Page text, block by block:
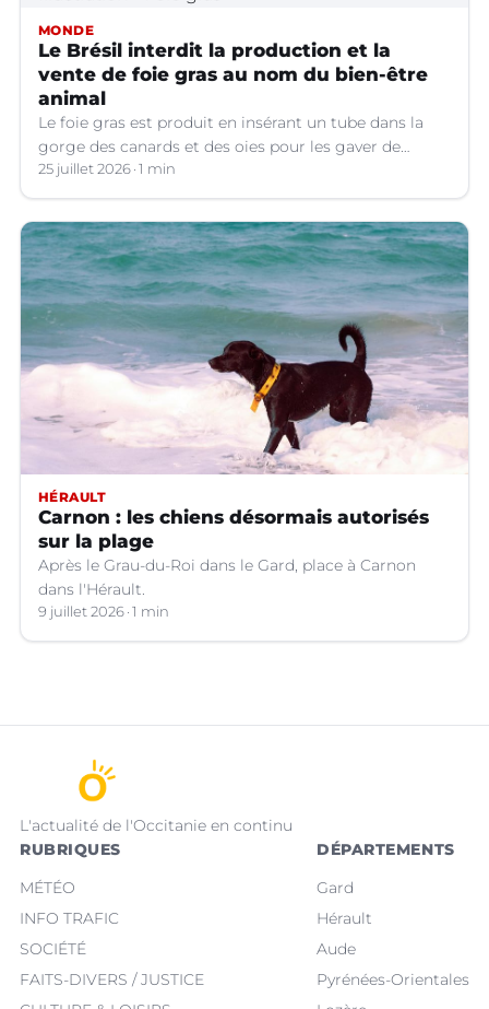
MONDE
Le Brésil interdit la production et la
vente de foie gras au nom du bien-être
animal
Le foie gras est produit en insérant un tube dans la
gorge des canards et des oies pour les gaver de
grandes quantités de nourriture, ce qui provoque une
hypertrophie rapide du foie, organe dont on tire le
produit.
25 juillet 2026 1 min
HÉRAULT
Carnon : les chiens désormais autorisés
sur la plage
Après le Grau-du-Roi dans le Gard, place à Carnon
dans l'Hérault.
9 juillet 2026 1 min
L'actualité de l'Occitanie en continu
RUBRIQUES
MÉTÉO
INFO TRAFIC
SOCIÉTÉ
FAITS-DIVERS / JUSTICE
DÉPARTEMENTS
Gard
Hérault
Aude
Pyrénées-Orientales